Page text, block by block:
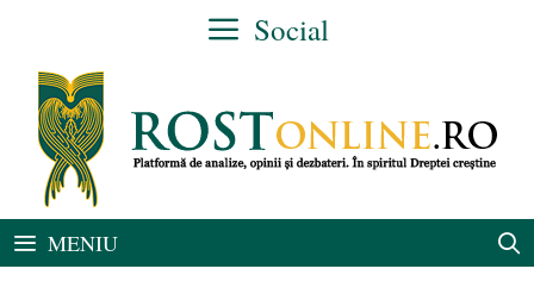
conținut
Social
MENIU